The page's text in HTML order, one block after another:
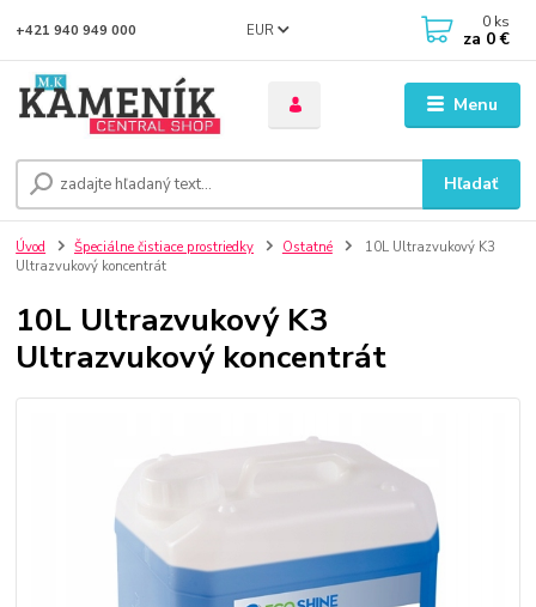
Menu
EUR
Hľadať
+421 940 949 000 0 ks
za 0 €
Úvod Špeciálne čistiace prostriedky Ostatné
10L Ultrazvukový K3
Ultrazvukový koncentrát
10L Ultrazvukový K3
Ultrazvukový koncentrát